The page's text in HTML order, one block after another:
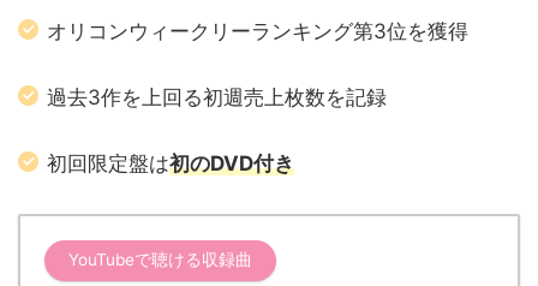
オリコンウィークリーランキング第3位を獲得
過去3作を上回る初週売上枚数を記録
初回限定盤は初のDVD付き
YouTubeで聴ける収録曲